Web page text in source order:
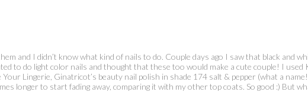
and I didn’t know what kind of nails to do. Couple days ago I saw that black and
to do light color nails and thought that these too would make a cute couple! I used
Lingerie, Ginatricot’s beauty nail polish in shade 174 salt & pepper (what a
longer to start fading away, comparing it with my other top coats. So good :) But